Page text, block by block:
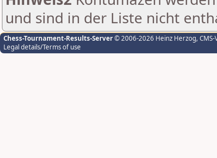
und sind in der Liste nicht
Chess-Tournament-Results-Server© 2006-2026 Heinz Herzog,
Legal details/Terms of use